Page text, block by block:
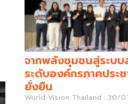
จากพลังชุมชนสู่ระบ
ระดับองค์กรภาคประ
ยั่งยืน
World Vision Thailand 30/